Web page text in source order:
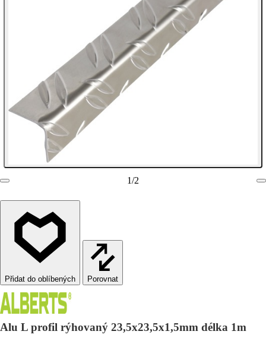
1/2
Porovnat
Alu L profil rýhovaný 23,5x23,5x1,5mm délka 1m